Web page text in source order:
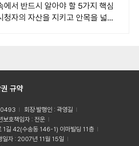
에서 반드시 알아야 할 5가지 핵심
청자의 자산을 지키고 안목을 넓혀
규약
회장·발행인 : 곽영길
보호책임자 : 전운
1길 42(수송동 146-1) 이마빌딩 11층
일자 : 2007년 11월 15일